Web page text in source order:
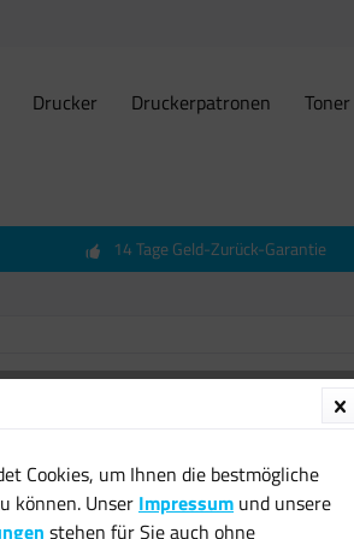
Drucker Druckerpatronen Toner
14 Tage Geld-Zurück-Garantie
2x 2
1333
DIMM
Cookies, um Ihnen die bestmögliche
können. Unser Impressum und unsere
stehen für Sie auch ohne